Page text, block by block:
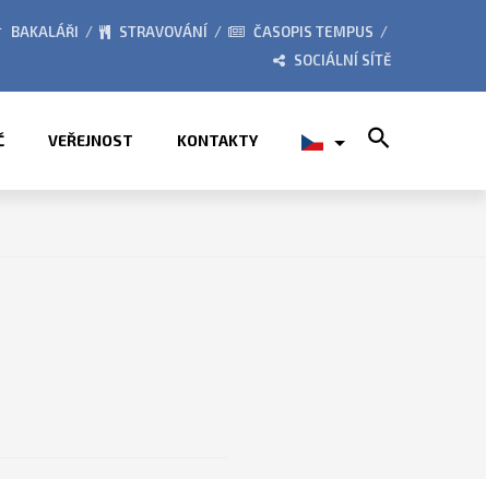
VYŠŠÍ ODBORNÁ
BAKALÁŘI STRAVOVÁNÍ
ČASOPIS TEMPUS
SOCIÁLNÍ SÍTĚ
VEŘEJNOST KONTAKTY